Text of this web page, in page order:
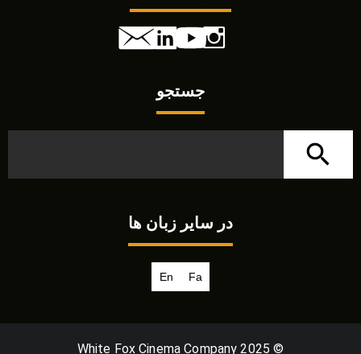
جستجو
در سایر زبان ها
Fa
En
© White Fox Cinema Company 2025